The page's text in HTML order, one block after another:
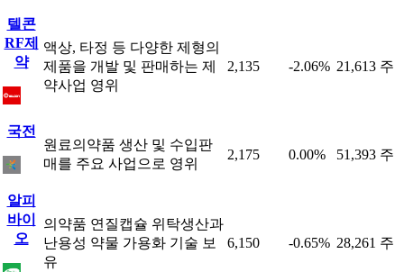
텔콘
RF제
약
액상, 타정 등 다양한 제형의
제품을 개발 및 판매하는 제
약사업 영위
2,135 -2.06% 21,613 주
국전
원료의약품 생산 및 수입판
매를 주요 사업으로 영위
2,175 0.00% 51,393 주
알피
바이
오
의약품 연질캡슐 위탁생산과
난용성 약물 가용화 기술 보
유
6,150 -0.65% 28,261 주